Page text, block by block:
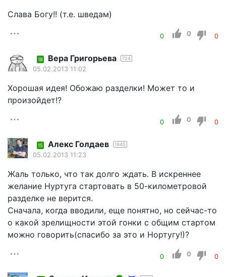
Слава Богу!! (т.е. шведам)
0 0 0
18 Вера Григорьева 724
05.02.2013 11:02
Хорошая идея! Обожаю разделки! Может то и
произойдет!?
0 0 0
15 Алекс Голдаев 1945
05.02.2013 11:23
Жаль только, что так долго ждать. В искреннее
желание Нуртуга стартовать в 50-километровой
разделке не верится.
Сначала, когда вводили, еще понятно, но сейчас-то
о какой зрелищности этой гонки с общим стартом
можно говорить(спасибо за это и Нортугу!)?
0 0 0